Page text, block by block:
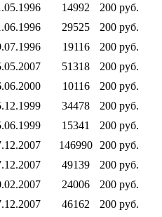
14992
200 руб.
29525
200 руб.
19116
200 руб.
51318
200 руб.
10116
200 руб.
34478
200 руб.
15341
200 руб.
146990
200 руб.
49139
200 руб.
24006
200 руб.
46162
200 руб.